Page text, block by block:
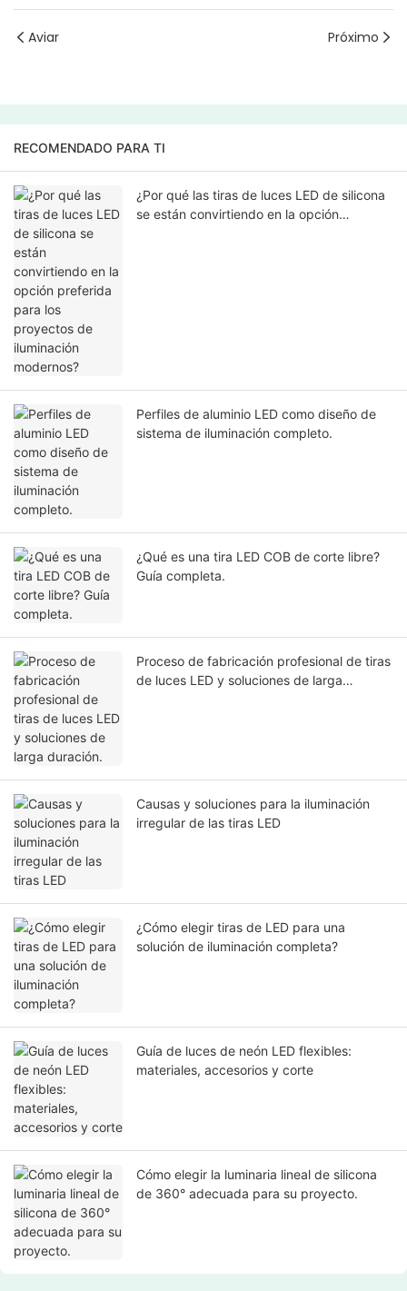
Aviar Próximo
RECOMENDADO PARA TI
¿Por qué las tiras de luces LED de silicona
se están convirtiendo en la opción
Perfiles de aluminio LED como diseño de
sistema de iluminación completo.
¿Qué es una tira LED COB de corte libre?
Guía completa.
Proceso de fabricación profesional de tiras
de luces LED y soluciones de larga
Causas y soluciones para la iluminación
irregular de las tiras LED
¿Cómo elegir tiras de LED para una
solución de iluminación completa?
Guía de luces de neón LED flexibles:
materiales, accesorios y corte
Cómo elegir la luminaria lineal de silicona
de 360° adecuada para su proyecto.